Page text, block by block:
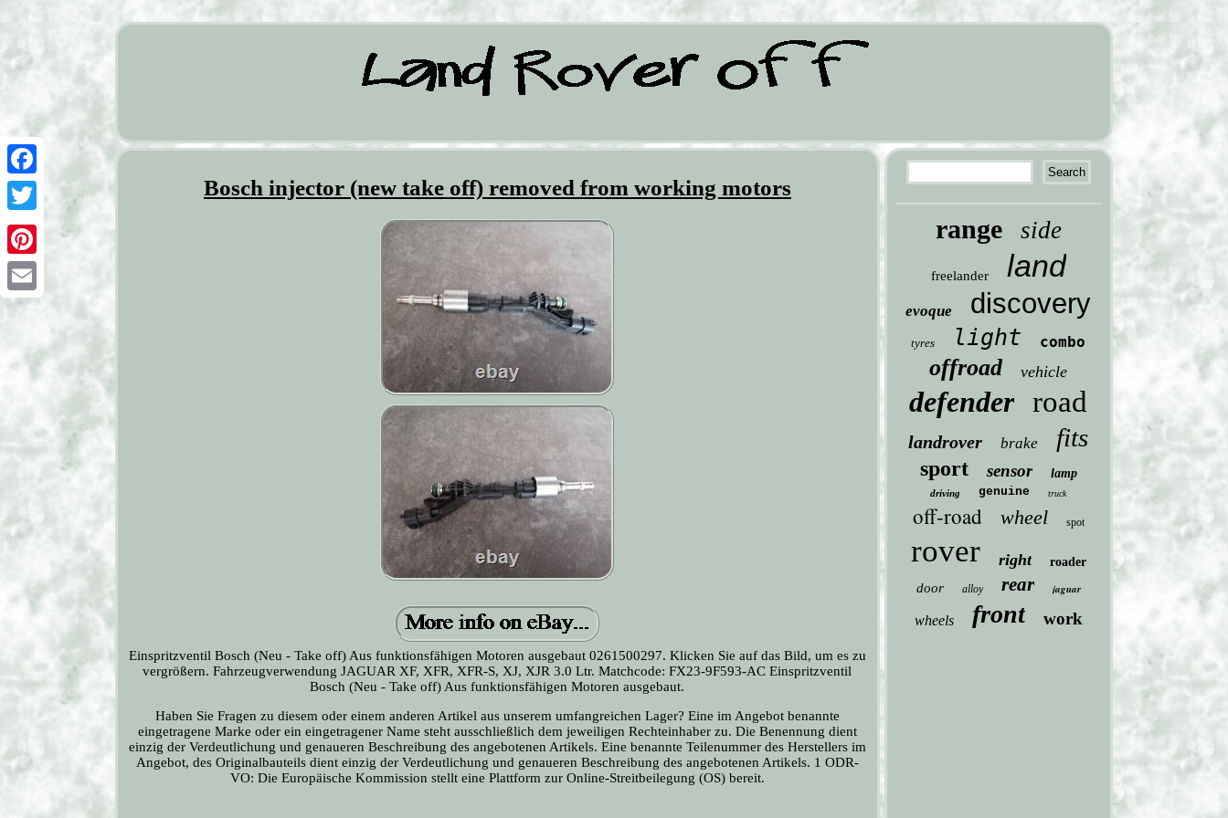
Facebook
Twitter
Pinterest
Email
Bosch injector (new take off) removed from working motors
Einspritzventil Bosch (Neu - Take off) Aus funktionsfähigen Motoren ausgebaut 0261500297. Klicken Sie auf das Bild, um es zu
vergrößern. Fahrzeugverwendung JAGUAR XF, XFR, XFR-S, XJ, XJR 3.0 Ltr. Matchcode: FX23-9F593-AC Einspritzventil
Bosch (Neu - Take off) Aus funktionsfähigen Motoren ausgebaut.
Haben Sie Fragen zu diesem oder einem anderen Artikel aus unserem umfangreichen Lager? Eine im Angebot benannte
eingetragene Marke oder ein eingetragener Name steht ausschließlich dem jeweiligen Rechteinhaber zu. Die Benennung dient
einzig der Verdeutlichung und genaueren Beschreibung des angebotenen Artikels. Eine benannte Teilenummer des Herstellers im
Angebot, des Originalbauteils dient einzig der Verdeutlichung und genaueren Beschreibung des angebotenen Artikels. 1 ODR-
VO: Die Europäische Kommission stellt eine Plattform zur Online-Streitbeilegung (OS) bereit.
range side
freelander land
evoque discovery
tyres light combo
offroad vehicle
defender road
landrover brake fits
sport sensor lamp
driving genuine truck
off-road wheel spot
rover right roader
door alloy rear jaguar
wheels front work